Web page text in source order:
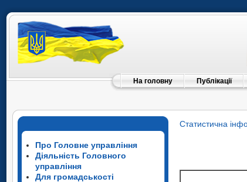
На головну Публікації
Про Головне управління
Діяльність Головного
управління
Для громадськості
Статистична